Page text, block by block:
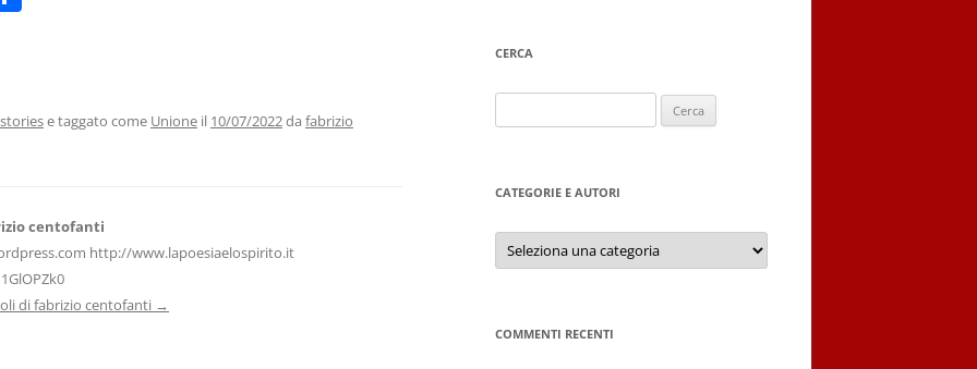
vie taggato come Unione il 10/07/2022da fabrizio
centofanti
http://www.lapoesiaelospirito.it
di fabrizio centofanti →
CERCA
per:
CATEGORIE E AUTORI
Categorie
autori
COMMENTI RECENTI